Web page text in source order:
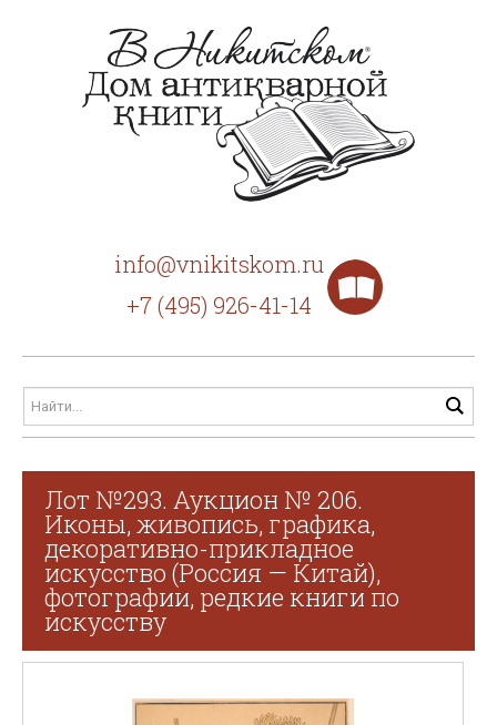
info@vnikitskom.ru
+7 (495) 926-41-14
Лот №293. Аукцион № 206.
Иконы, живопись, графика,
декоративно-прикладное
искусство (Россия — Китай),
фотографии, редкие книги по
искусству